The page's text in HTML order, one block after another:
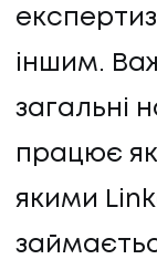
іншим.
загальні
працює
якими